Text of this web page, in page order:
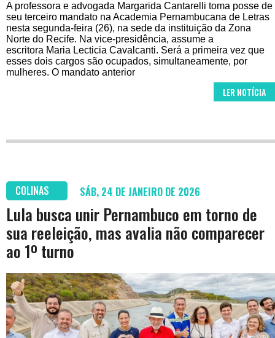
A professora e advogada Margarida Cantarelli toma posse de
seu terceiro mandato na Academia Pernambucana de Letras
nesta segunda-feira (26), na sede da instituição da Zona
Norte do Recife. Na vice-presidência, assume a
escritora Maria Lecticia Cavalcanti. Será a primeira vez que
esses dois cargos são ocupados, simultaneamente, por
mulheres. O mandato anterior
LER NOTÍCIA
COLINAS SÁB, 24 DE JANEIRO DE 2026
Lula busca unir Pernambuco em torno de
sua reeleição, mas avalia não comparecer
ao 1º turno